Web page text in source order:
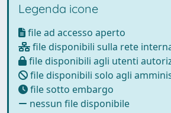
Legenda icone
file ad accesso aperto
file disponibili sulla rete
file disponibili agli utenti
file disponibili solo agli
file sotto embargo
nessun file disponibile